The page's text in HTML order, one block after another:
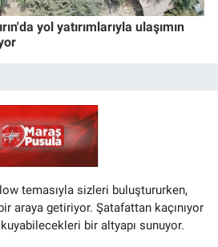
yol yatırımlarıyla ulaşımın
temasıyla sizleri buluştururken,
araya getiriyor. Şatafattan kaçınıyor
bir altyapı sunuyor.